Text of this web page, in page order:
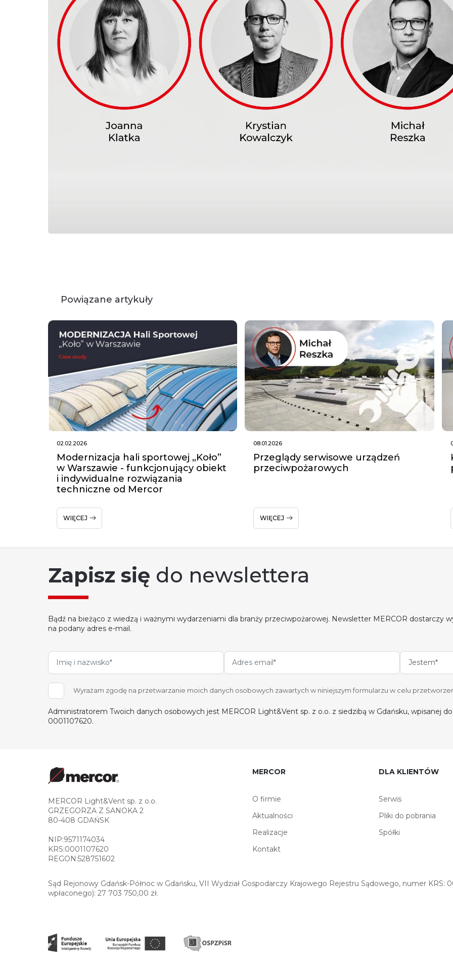
Powiązane artykuły
02.02.2026
Modernizacja hali sportowej „Koło”
w Warszawie - funkcjonujący obiekt
i indywidualne rozwiązania
techniczne od Mercor
WIĘCEJ
08.01.2026
Przeglądy serwisowe urządzeń
przeciwpożarowych
WIĘCEJ
Zapisz się do newslettera
Bądź na bieżąco z wiedzą i ważnymi wydarzeniami dla branży przeciwpożarowej. Newsletter MERCOR dostarczy
na podany adres e-mail.
Jestem*
Wyrażam zgodę na przetwarzanie moich danych osobowych zawartych w niniejszym formularzu w celu
Administratorem Twoich danych osobowych jest MERCOR Light&Vent sp. z o.o. z siedzibą w Gdańsku, wpisanej
0001107620.
MERCOR Light&Vent sp. z o.o.
GRZEGORZA Z SANOKA 2
80-408 GDAŃSK
NIP:9571174034
KRS:0001107620
REGON:528751602
MERCOR
O firmie
Aktualności
Realizacje
Kontakt
DLA KLIENTÓW
Serwis
Pliki do pobrania
Spółki
Sąd Rejonowy Gdańsk-Północ w Gdańsku, VII Wydział Gospodarczy Krajowego Rejestru Sądowego, numer KRS:
wpłaconego): 27 703 750,00 zł.